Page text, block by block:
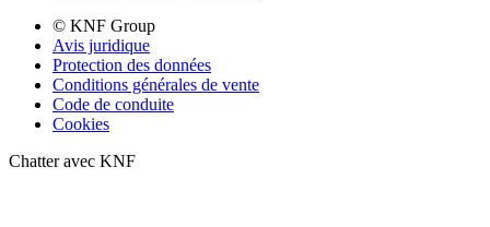
© KNF Group
Avis juridique
Protection des données
Conditions générales de vente
Code de conduite
Cookies
Chatter avec KNF